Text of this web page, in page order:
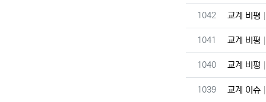
번호
1042 교계 비평
번호
1041 교계 비평
번호
1040 교계 비평
번호
1039 교계 이슈